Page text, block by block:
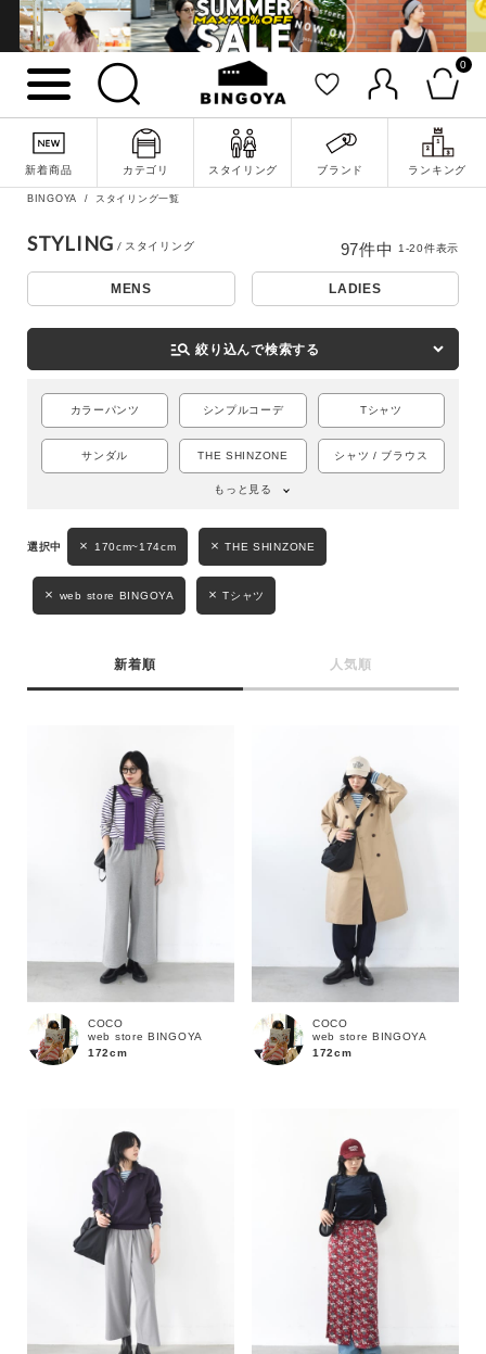
0
新着商品 カテゴリ スタイリング ブランド ランキング
詳細検索
BINGOYA スタイリング一覧
STYLING
MENS LADIES
manage_search 絞り込んで検索する
カラーパンツ シンプルコーデ Tシャツ
サンダル THE SHINZONE シャツ / ブラウス
もっと見る
170cm~174cm THE SHINZONE
web store BINGOYA Tシャツ
新着順 人気順
97件中 1-20件表示
COCO
web store BINGOYA
172cm
COCO
web store BINGOYA
172cm